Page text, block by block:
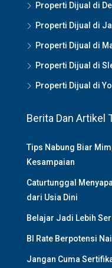
Properti Dijual di
Properti Dijual di
Properti Dijual di
Properti Dijual di
Properti Dijual di
Berita Dan Artikel
Tips Nabung Biar
Kesampaian
Caturtunggal
dari Usia Dini
Belajar Jadi Lebih
BI Rate Berpotensi
Jangan Cuma